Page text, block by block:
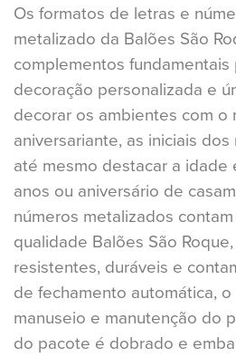
Os formatos de letras e
metalizado da Balões São
complementos
decoração personalizada e
decorar os ambientes com o
aniversariante, as iniciais
até mesmo destacar a idade
anos ou aniversário de
números metalizados
qualidade Balões São
resistentes, duráveis e
de fechamento automática,
manuseio e manutenção do
do pacote é dobrado e